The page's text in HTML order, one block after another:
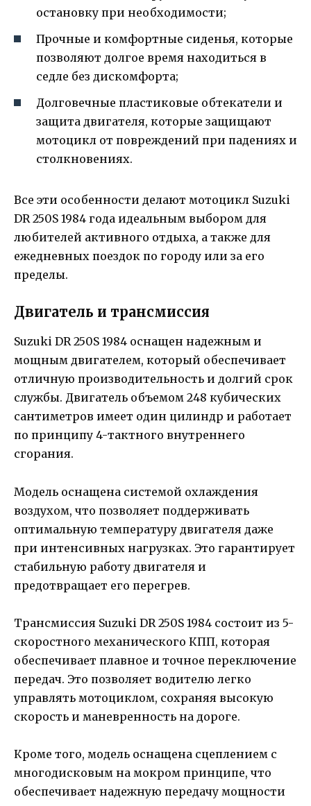
остановку при необходимости;
Прочные и комфортные сиденья, которые
позволяют долгое время находиться в
седле без дискомфорта;
Долговечные пластиковые обтекатели и
защита двигателя, которые защищают
мотоцикл от повреждений при падениях и
столкновениях.
Все эти особенности делают мотоцикл Suzuki
DR 250S 1984 года идеальным выбором для
любителей активного отдыха, а также для
ежедневных поездок по городу или за его
пределы.
Двигатель и трансмиссия
Suzuki DR 250S 1984 оснащен надежным и
мощным двигателем, который обеспечивает
отличную производительность и долгий срок
службы. Двигатель объемом 248 кубических
сантиметров имеет один цилиндр и работает
по принципу 4-тактного внутреннего
сгорания.
Модель оснащена системой охлаждения
воздухом, что позволяет поддерживать
оптимальную температуру двигателя даже
при интенсивных нагрузках. Это гарантирует
стабильную работу двигателя и
предотвращает его перегрев.
Трансмиссия Suzuki DR 250S 1984 состоит из 5-
скоростного механического КПП, которая
обеспечивает плавное и точное переключение
передач. Это позволяет водителю легко
управлять мотоциклом, сохраняя высокую
скорость и маневренность на дороге.
Кроме того, модель оснащена сцеплением с
многодисковым на мокром принципе, что
обеспечивает надежную передачу мощности